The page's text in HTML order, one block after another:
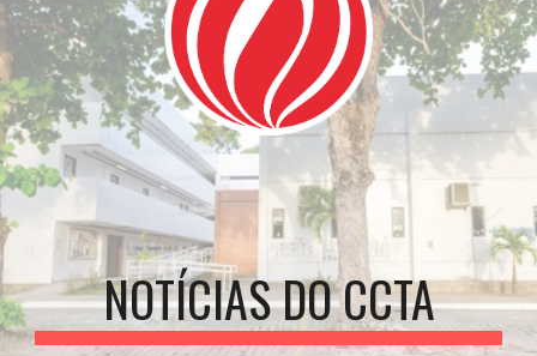
NOTÍCIAS DO CCTA